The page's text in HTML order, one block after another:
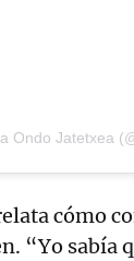
Ondo Jatetxea
cómo
“Yo sabía